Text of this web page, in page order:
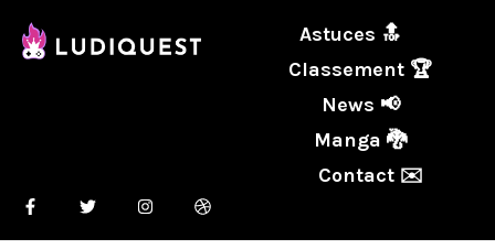
Astuces 🔝
Classement 🏆
News 📢
Manga 🐉
Contact ✉️